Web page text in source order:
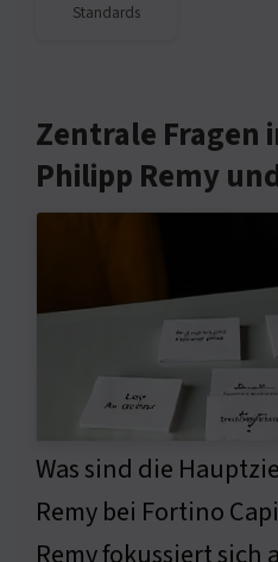
Standards
Zentrale Fragen
Philipp Remy
Was sind die
Remy bei Fortino